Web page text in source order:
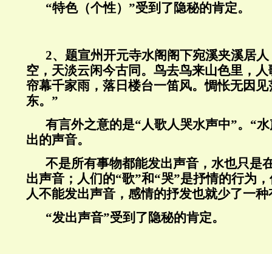
“特色（个性）”受到了隐秘的肯定。
2、题宣州开元寺水阁阁下宛溪夹溪居人
空，天淡云闲今古同。鸟去鸟来山色里，
帘幕千家雨，落日楼台一笛风。惆怅无因
东。 ”
有言外之意的是“人歌人哭水声中”。 “
出的声音。
不是所有事物都能发出声音，水也只是
出声音；人们的“歌”和“哭”是抒情的行为
人不能发出声音，感情的抒发也就少了一
“发出声音”受到了隐秘的肯定。